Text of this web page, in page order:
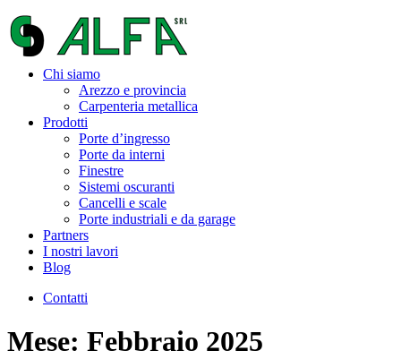
Chi siamo
Arezzo e provincia
Carpenteria metallica
Prodotti
Porte d’ingresso
Porte da interni
Finestre
Sistemi oscuranti
Cancelli e scale
Porte industriali e da garage
Partners
I nostri lavori
Blog
Contatti
Mese: Febbraio 2025